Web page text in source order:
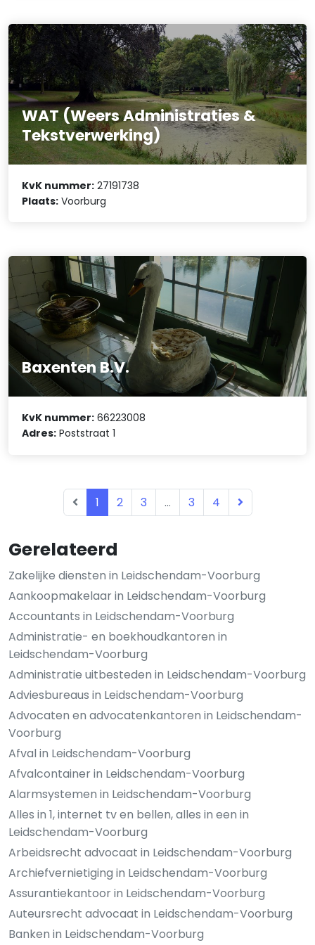
Gerelateerd
Zakelijke diensten in Leidschendam-Voorburg
Aankoopmakelaar in Leidschendam-Voorburg
Accountants in Leidschendam-Voorburg
Administratie- en boekhoudkantoren in
Leidschendam-Voorburg
Administratie uitbesteden in Leidschendam-Voorburg
Adviesbureaus in Leidschendam-Voorburg
Advocaten en advocatenkantoren in Leidschendam-
Voorburg
Afval in Leidschendam-Voorburg
Afvalcontainer in Leidschendam-Voorburg
Alarmsystemen in Leidschendam-Voorburg
Alles in 1, internet tv en bellen, alles in een in
Leidschendam-Voorburg
Arbeidsrecht advocaat in Leidschendam-Voorburg
Archiefvernietiging in Leidschendam-Voorburg
Assurantiekantoor in Leidschendam-Voorburg
Auteursrecht advocaat in Leidschendam-Voorburg
Banken in Leidschendam-Voorburg
WAT (Weers Administraties &
Tekstverwerking)
KvK nummer: 27191738
Plaats: Voorburg
Baxenten B.V.
KvK nummer: 66223008
Adres: Poststraat 1
1 2 3 ... 3 4